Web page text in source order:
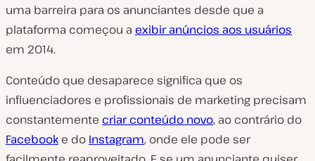
r
í
uma barreira para os anunciantes desde que a
plataforma começou a exibir anúncios aos usuários
em 2014.
Conteúdo que desaparece significa que os
influenciadores e profissionais de marketing precisam
constantemente criar conteúdo novo, ao contrário do
Facebook e do Instagram, onde ele pode ser